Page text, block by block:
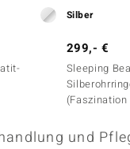
4 à 2,5 mm
Rundschliff
Herkunft
Brasilien
Silber
299,- €
Sleeping
und